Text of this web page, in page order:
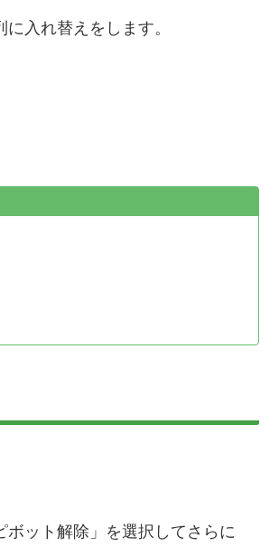
入れ替えをします。
ボット解除」を選択してさらに